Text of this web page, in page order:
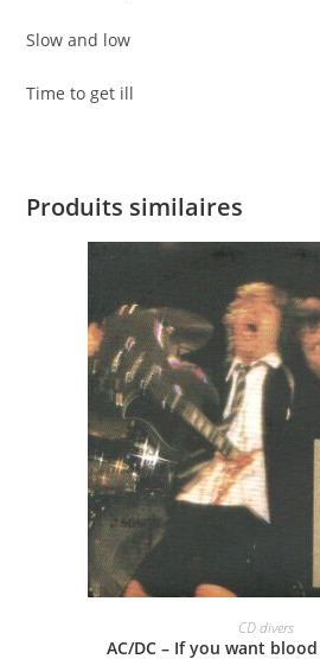
Slow and low
Time to get ill
Produits similaires
AJOUTER AU
CD divers
AC/DC – If you want